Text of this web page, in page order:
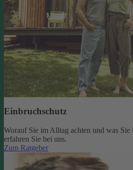
Einbruchschutz
Worauf Sie im Alltag achten und was
erfahren Sie bei uns.
Zum Ratgeber